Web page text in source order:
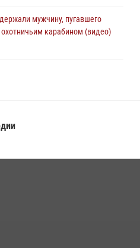
мужчину, пугавшего
карабином (видео)
подозреваемого в краже на